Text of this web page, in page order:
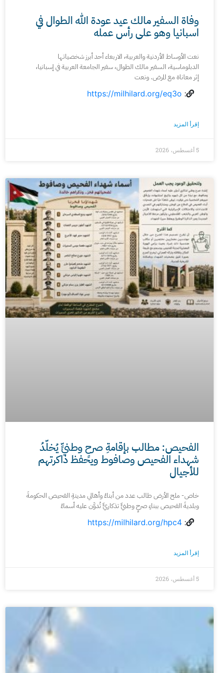
وفاة السفير مالك عيد عودة الله الطوال في
اسبانيا وهو على رأس عمله
نعت الأوساط الأردنية والعربية، الاربعاء أحد أبرز شخصياتها
الدبلوماسية، السفير مالك الطوال، سفير الجامعة العربية في إسبانيا،
إثر معاناة مع المرض. ونعت
:
https://milhilard.org/eq3o
إقرأ المزيد
5 أغسطس، 2026
الفحيص: مطالب بإقامةِ صرحٍ وطنيٍّ يُخلّدُ
شهداء الفحيص وصافوط ويحفظ ذاكرتهم
للأجيال
خاص- ملح الأرض طالب عدد من أبناءُ وأهالي مدينةِ الفحيص الحكومةَ
وبلديةَ الفحيص ببناءِ صرحٍ وطنيٍّ تذكاريٍّ تُدوَّن عليه أسماءُ
:
https://milhilard.org/hpc4
إقرأ المزيد
5 أغسطس، 2026